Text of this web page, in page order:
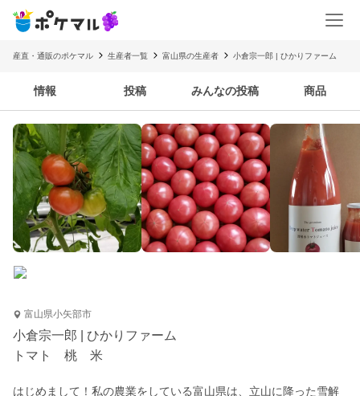
産直・通販のポケマル 生産者一覧 富山県の生産者 小倉宗一郎 | ひかりファーム
情報 投稿 みんなの投稿 商品
富山県小矢部市
小倉宗一郎 | ひかりファーム
トマト 桃 米
はじめまして！私の農業をしている富山県は、立山に降った雪解